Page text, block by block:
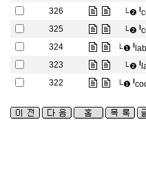
326
└❷ l
325
└❷ l
324
└❶ l
323
└❷ l
322
└❶ l